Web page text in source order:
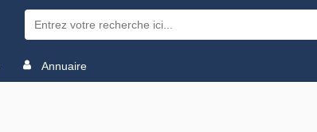
Annuaire